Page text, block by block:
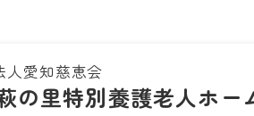
人愛知慈恵会
の里特別養護老人ホー